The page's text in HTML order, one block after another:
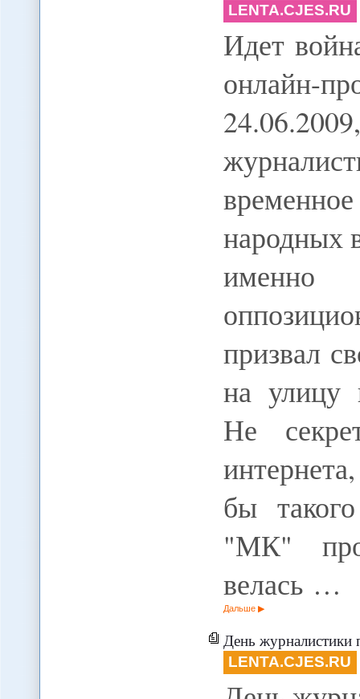
LENTA.CJES.RU
Идет
онлайн-
народных
призвал
на улицу
Не
бы
"МК"
велась …
Дальше
День журналистики
LENTA.CJES.RU